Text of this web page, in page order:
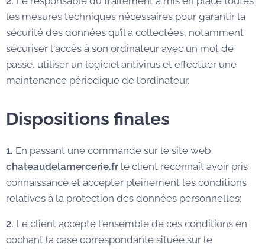
les mesures techniques nécessaires pour garantir la
sécurité des données qu’il a collectées, notamment
sécuriser l'accès à son ordinateur avec un mot de
passe, utiliser un logiciel antivirus et effectuer une
maintenance périodique de l’ordinateur.
Dispositions finales
1. En passant une commande sur le site web
chateaudelamercerie.fr le client reconnaît avoir pris
connaissance et accepter pleinement les conditions
relatives à la protection des données personnelles;
2. Le client accepte l'ensemble de ces conditions en
cochant la case correspondante située sur le